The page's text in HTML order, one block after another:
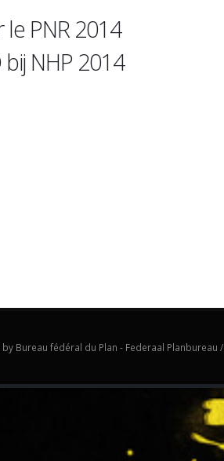
le PNR 2014
bij NHP 2014
Bureau fédéral du Plan - Federaal Planbureau /